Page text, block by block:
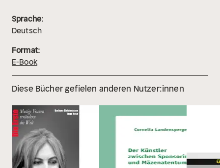
Sprache:
Deutsch
Format:
E-Book
Diese Bücher gefielen anderen Nutzer:innen